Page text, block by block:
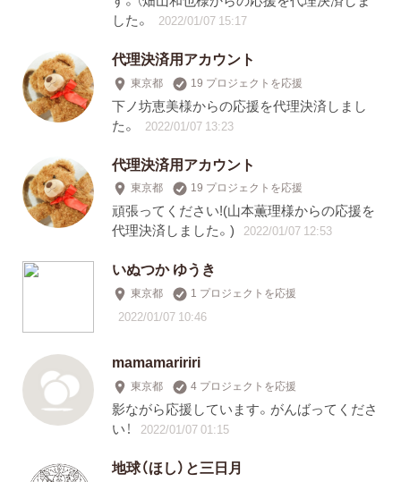
した。
2022/01/07 15:17
代理決済用アカウント
東京都 19 プロジェクトを応援
下ノ坊恵美様からの応援を代理決済しまし
た。
2022/01/07 13:23
代理決済用アカウント
東京都 19 プロジェクトを応援
頑張ってください!(山本薫理様からの応援を
代理決済しました。)
2022/01/07 12:53
いぬつか ゆうき
東京都 1 プロジェクトを応援
2022/01/07 10:46
mamamaririri
東京都 4 プロジェクトを応援
影ながら応援しています。がんばってくださ
い！
2022/01/07 01:15
地球（ほし）と三日月